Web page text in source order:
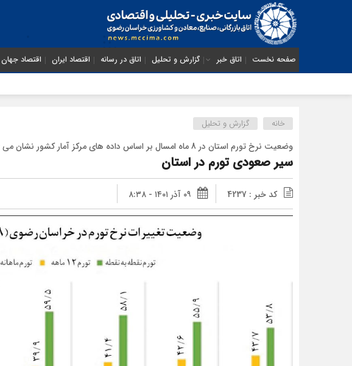
صفحه نخست اتاق خبر گزارش و تحلیل اتاق در رسانه اقتصاد ایران اقتصاد جهان
خانه گزارش و تحلیل
وضعیت نرخ تورم استان در 8 ماه امسال بر اساس داده های مرکز آمار کشور نشان می دهد
سیر صعودی تورم در استان
کد خبر : 4237 ۰۹ آذر ۱۴۰۱ - ۸:۳۸